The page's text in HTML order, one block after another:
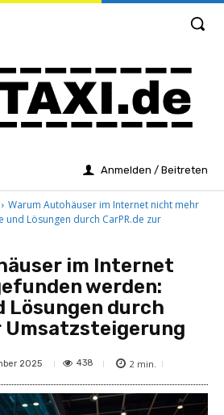
Anmelden / Beitreten
Warum Autohäuser im Internet nicht mehr
und Lösungen durch CarPR.de zur
im Internet
werden:
Lösungen durch
Umsatzsteigerung
2025 438 2 min.